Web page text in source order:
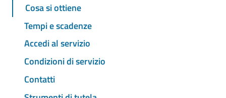
Cosa si ottiene
Tempi e scadenze
Accedi al servizio
Condizioni di servizio
Contatti